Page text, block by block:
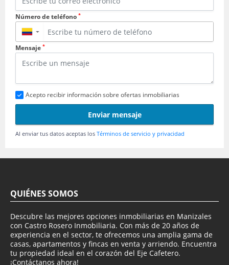
Número de teléfono *
▼
Mensaje *
Acepto recibir información sobre ofertas inmobiliarias
Enviar mensaje
Al enviar tus datos aceptas los Términos de servicio y privacidad
QUIÉNES SOMOS
Descubre las mejores opciones inmobiliarias en Manizales
con Castro Rosero Inmobiliaria. Con más de 20 años de
experiencia en el sector, te ofrecemos una amplia gama de
casas, apartamentos y fincas en venta y arriendo. Encuentra
tu propiedad ideal en el corazón del Eje Cafetero.
¡Contáctanos ahora!